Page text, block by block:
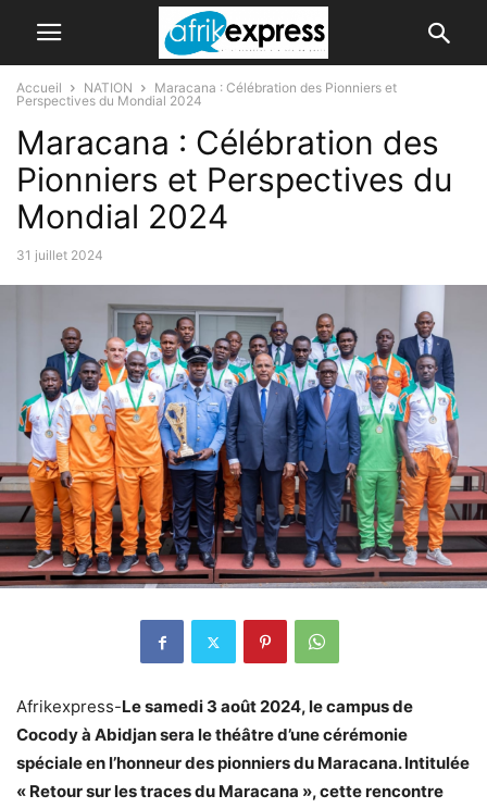
Accueil NATION
Maracana : Célébration des Pionniers et
Perspectives du Mondial 2024
Maracana : Célébration des
Pionniers et Perspectives du
Mondial 2024
31 juillet 2024
Afrikexpress-Le samedi 3 août 2024, le campus de
Cocody à Abidjan sera le théâtre d’une cérémonie
spéciale en l’honneur des pionniers du Maracana. Intitulée
« Retour sur les traces du Maracana », cette rencontre